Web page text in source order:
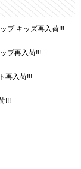
プ キッズ再入荷!!!
プ再入荷!!!
再入荷!!!
!!!